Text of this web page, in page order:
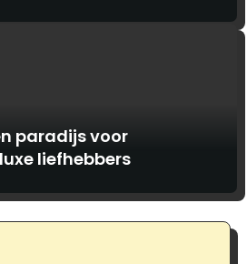
paradijs voor
liefhebbers